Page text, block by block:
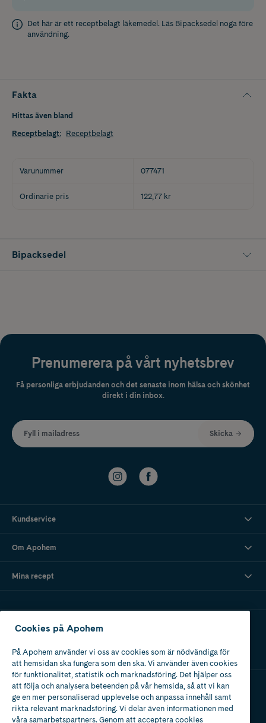
Det här är ett receptbelagt läkemedel. Läs Bipacksedel noga före
användning.
Fakta
Hittas även bland
Receptbelagt: Receptbelagt
Varunummer 077471
Ordinarie pris 122,77 kr
Bipacksedel
Prenumerera på vårt nyhetsbrev
Få personliga erbjudanden och det senaste inom hälsa och skönhet
direkt i din inbox.
Fyll i mailadress Skicka
Kundservice
Om Apohem
Mina recept
Ladda ner vår app
Apotek med tillstånd
av Läkemedelsverket
Cookies på Apohem
På Apohem använder vi oss av cookies som är nödvändiga för
att hemsidan ska fungera som den ska. Vi använder även cookies
för funktionalitet, statistik och marknadsföring. Det hjälper oss
att följa och analysera beteenden på vår hemsida, så att vi kan
ge en mer personaliserad upplevelse och anpassa innehåll samt
rikta relevant marknadsföring. Vi delar även informationen med
våra samarbetspartners. Genom att acceptera cookies